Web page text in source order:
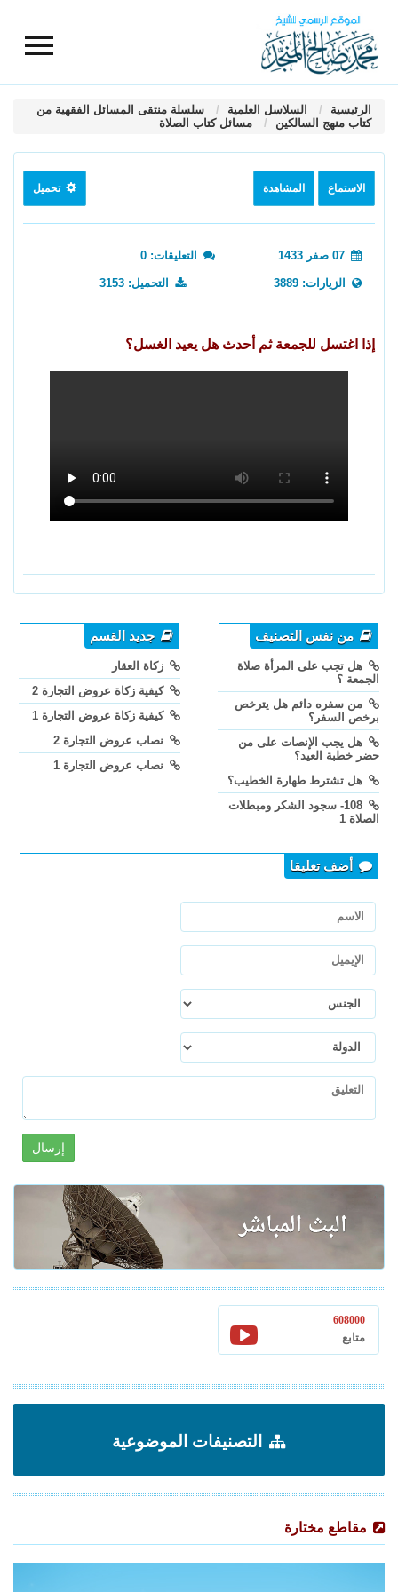
الرئيسية السلاسل العلمية
سلسلة منتقى المسائل الفقهية من
كتاب منهج السالكين
مسائل كتاب الصلاة
الاستماع المشاهدة تحميل
التعليقات: 0
الزيارات: 3889 التحميل: 3153
إذا اغتسل للجمعة ثم أحدث هل يعيد الغسل؟
من نفس التصنيف
هل تجب على المرأة صلاة
الجمعة ؟
من سفره دائم هل يترخص
برخص السفر؟
هل يجب الإنصات على من
حضر خطبة العيد؟
هل تشترط طهارة الخطيب؟
108- سجود الشكر ومبطلات
الصلاة 1
جديد القسم
زكاة العقار
كيفية زكاة عروض التجارة 2
كيفية زكاة عروض التجارة 1
نصاب عروض التجارة 2
نصاب عروض التجارة 1
أضف تعليقا
إرسال
608000
متابع
التصنيفات الموضوعية
مقاطع مختارة